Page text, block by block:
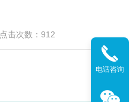
点击次数：912
电话咨询